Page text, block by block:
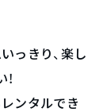
っきり、楽し
ンタルでき